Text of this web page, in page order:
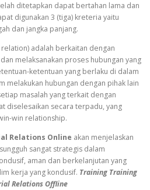
ditetapkan dapat bertahan lama dan
digunakan 3 (tiga) kreteria yaitu
dan jangka panjang.
adalah berkaitan dengan
melaksanakan proses hubungan yang
ketentuan yang berlaku di dalam
melakukan hubungan dengan pihak lain
masalah yang terkait dengan
diselesaikan secara terpadu, yang
win relationship.
Relations Online akan menjelaskan
sangat strategis dalam
aman dan berkelanjutan yang
kerja yang kondusif. Training Training
Relations Offline